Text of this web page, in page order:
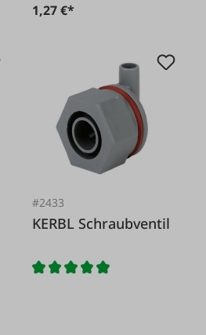
1,27 €*
#2433
KERBL Schraubventil